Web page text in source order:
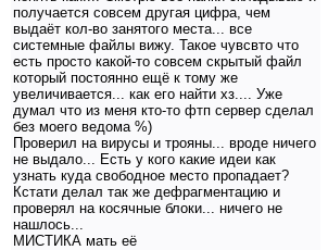
получается совсем другая цифра, чем
выдаёт кол-во занятого места... все
системные файлы вижу. Такое чувсвто что
есть просто какой-то совсем скрытый файл
который постоянно ещё к тому же
увеличивается... как его найти хз.... Уже
думал что из меня кто-то фтп сервер сделал
без моего ведома %)
Проверил на вирусы и трояны... вроде ничего
не выдало... Есть у кого какие идеи как
узнать куда свободное место пропадает?
Кстати делал так же дефрагментацию и
проверял на косячные блоки... ничего не
нашлось...
МИСТИКА мать её